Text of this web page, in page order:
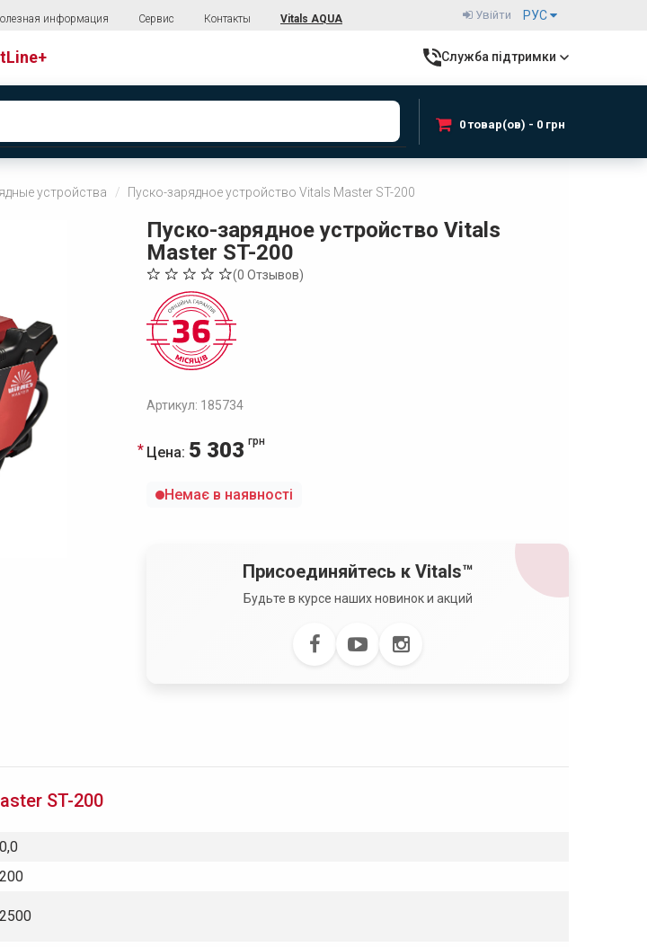
информация Сервис Контакты Vitals AQUA РУС
Увійти
Служба підтримки
0 товар(ов) - 0 грн
устройства Пуско-зарядное устройство Vitals Master ST-200
Пуско-зарядное устройство Vitals
Master ST-200
(0 Отзывов)
Артикул: 185734
Цена: 5 303 грн
Немає в наявності
Присоединяйтесь к Vitals™
Будьте в курсе наших новинок и акций
ST-200